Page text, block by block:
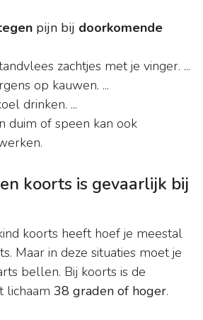
pijn bij doorkomende
zachtjes met je vinger. ...
op kauwen. ...
drinken. ...
duim of speen kan ook
koorts is gevaarlijk bij
koorts heeft hoef je meestal
Maar in deze situaties moet je
bellen. Bij koorts is de
lichaam 38 graden of hoger.